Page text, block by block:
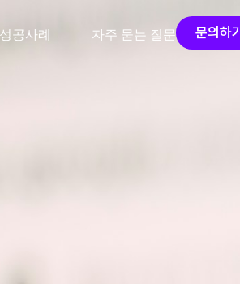
성공사례 자주 묻는 질문 문의하기